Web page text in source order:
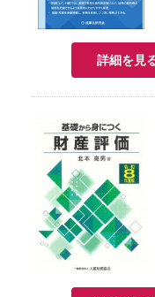
詳細を見